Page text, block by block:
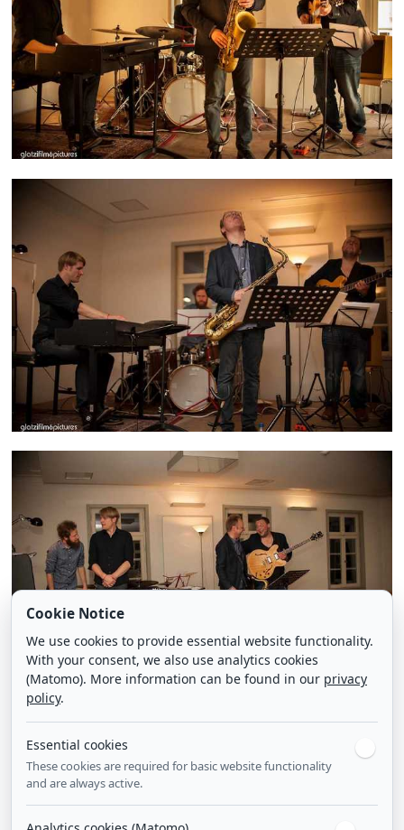
Cookie Notice
We use cookies to provide essential website functionality.
With your consent, we also use analytics cookies
(Matomo). More information can be found in our privacy
policy.
Essential cookies
These cookies are required for basic website functionality
and are always active.